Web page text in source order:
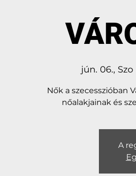
jún. 06., Szo
Nők a szecesszióban
nőalakjainak és
A